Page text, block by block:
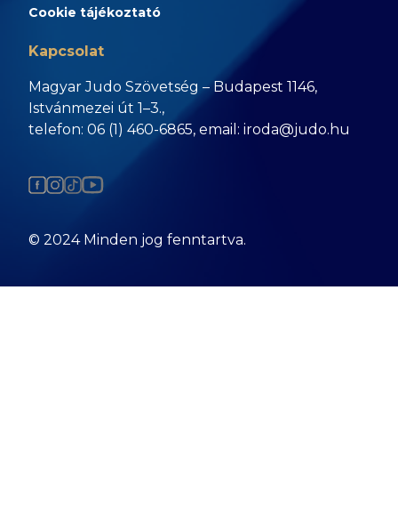
Cookie tájékoztató
Kapcsolat
Magyar Judo Szövetség – Budapest 1146,
Istvánmezei út 1–3.,
telefon: 06 (1) 460-6865, email: iroda@judo.hu
© 2024 Minden jog fenntartva.